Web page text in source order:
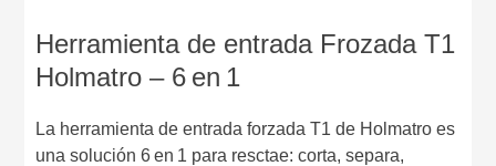
Herramienta de entrada Frozada T1
Holmatro – 6 en 1
La herramienta de entrada forzada T1 de Holmatro es
una solución 6 en 1 para resctae: corta, separa,